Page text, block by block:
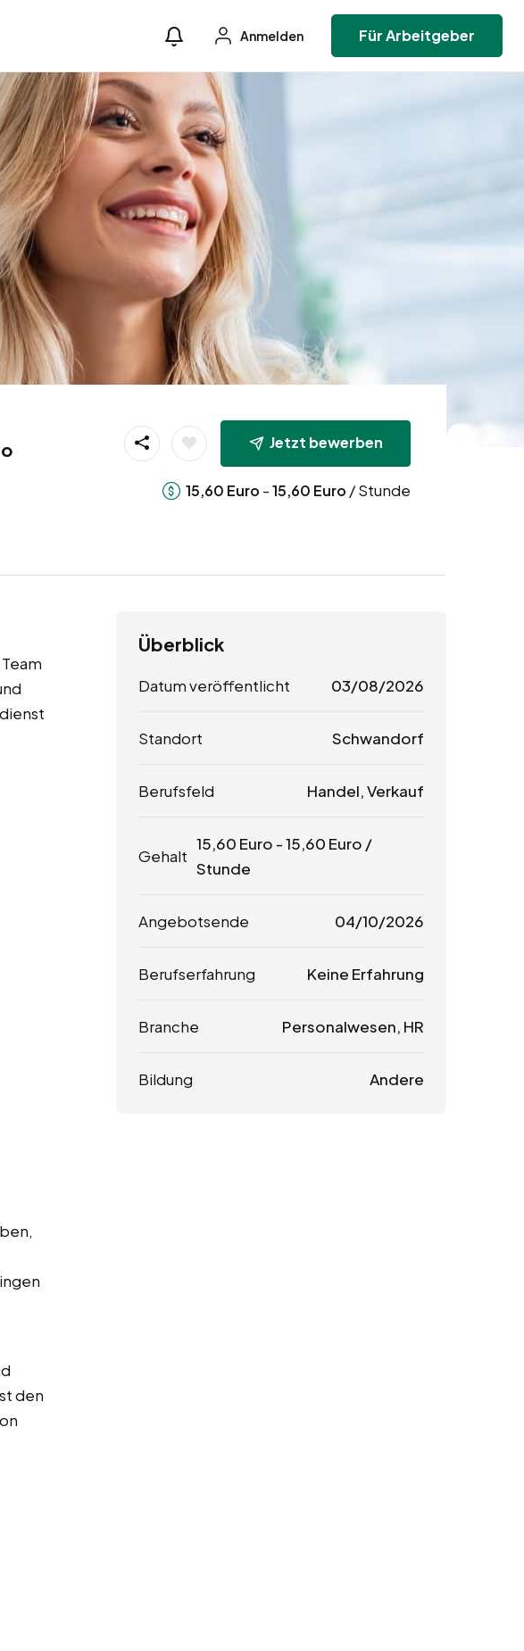
Anmelden Für Arbeitgeber
Jetzt bewerben
15,60 Euro -15,60 Euro / Stunde
den
Überblick
Datum veröffentlicht 03/08/2026
Standort Schwandorf
Berufsfeld Handel, Verkauf
Gehalt
15,60 Euro -15,60 Euro /
Stunde
Angebotsende 04/10/2026
Berufserfahrung Keine Erfahrung
Branche Personalwesen, HR
Bildung Andere